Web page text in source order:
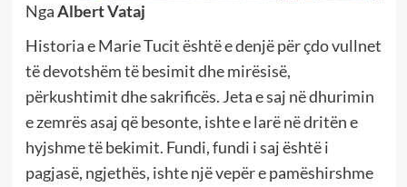
NgaAlbert Vataj
Historia e Marie Tucit është e denjë për çdo vullnet
të devotshëm të besimit dhe mirësisë,
përkushtimit dhe sakrificës. Jeta e saj në dhurimin
e zemrës asaj që besonte, ishte e larë në dritën e
hyjshme të bekimit. Fundi, fundi i saj është i
pagjasë, ngjethës, ishte një vepër e pamëshirshme